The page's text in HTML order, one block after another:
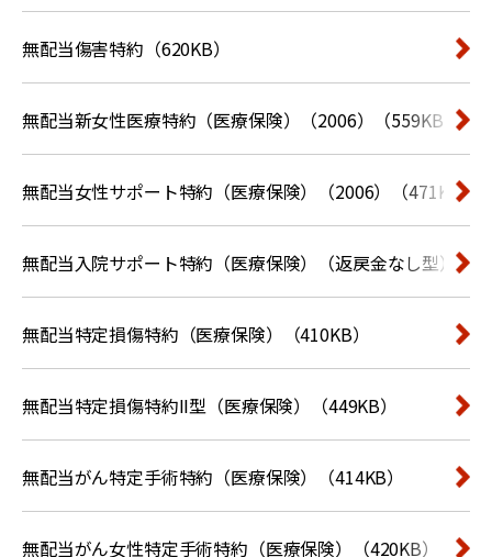
無配当傷害特約（620KB）
無配当新女性医療特約（医療保険）（2006）（559KB）
無配当女性サポート特約（医療保険）（2006）（471KB）
無配当入院サポート特約（医療保険）（返戻金なし型）（
無配当特定損傷特約（医療保険）（410KB）
無配当特定損傷特約II型（医療保険）（449KB）
無配当がん特定手術特約（医療保険）（414KB）
無配当がん女性特定手術特約（医療保険）（420KB）